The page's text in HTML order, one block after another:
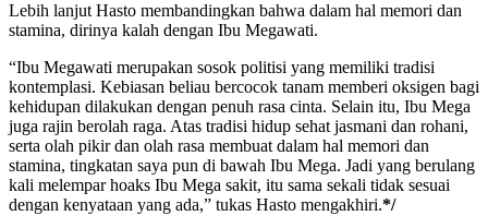
Lebih lanjut Hasto membandingkan bahwa dalam hal memori dan
stamina, dirinya kalah dengan Ibu Megawati.
“Ibu Megawati merupakan sosok politisi yang memiliki tradisi
kontemplasi. Kebiasan beliau bercocok tanam memberi oksigen bagi
kehidupan dilakukan dengan penuh rasa cinta. Selain itu, Ibu Mega
juga rajin berolah raga. Atas tradisi hidup sehat jasmani dan rohani,
serta olah pikir dan olah rasa membuat dalam hal memori dan
stamina, tingkatan saya pun di bawah Ibu Mega. Jadi yang berulang
kali melempar hoaks Ibu Mega sakit, itu sama sekali tidak sesuai
dengan kenyataan yang ada,” tukas Hasto mengakhiri.*/